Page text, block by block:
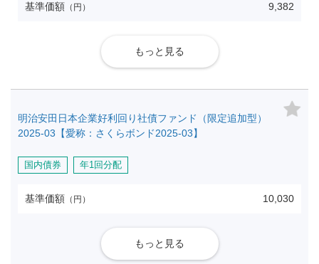
基準価額 （円） 9,382
もっと見る
明治安田日本企業好利回り社債ファンド（限定追加型）
2025-03【愛称：さくらボンド2025-03】
国内債券 年1回分配
基準価額 （円） 10,030
もっと見る